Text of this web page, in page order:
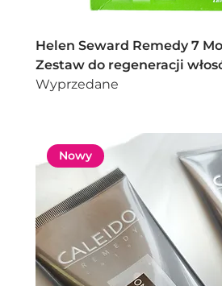
Helen Seward Remedy 7
Zestaw do regeneracji
Wyprzedane
Nowy